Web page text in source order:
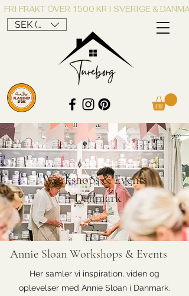
SEK (kr)
FRI FRAKT ÖVER 1500 KR I SVERIGE &
Workshops & Events
i Danmark
Annie Sloan Workshops & Events
Her samler vi inspiration, viden og
oplevelser med Annie Sloan i Danmark.